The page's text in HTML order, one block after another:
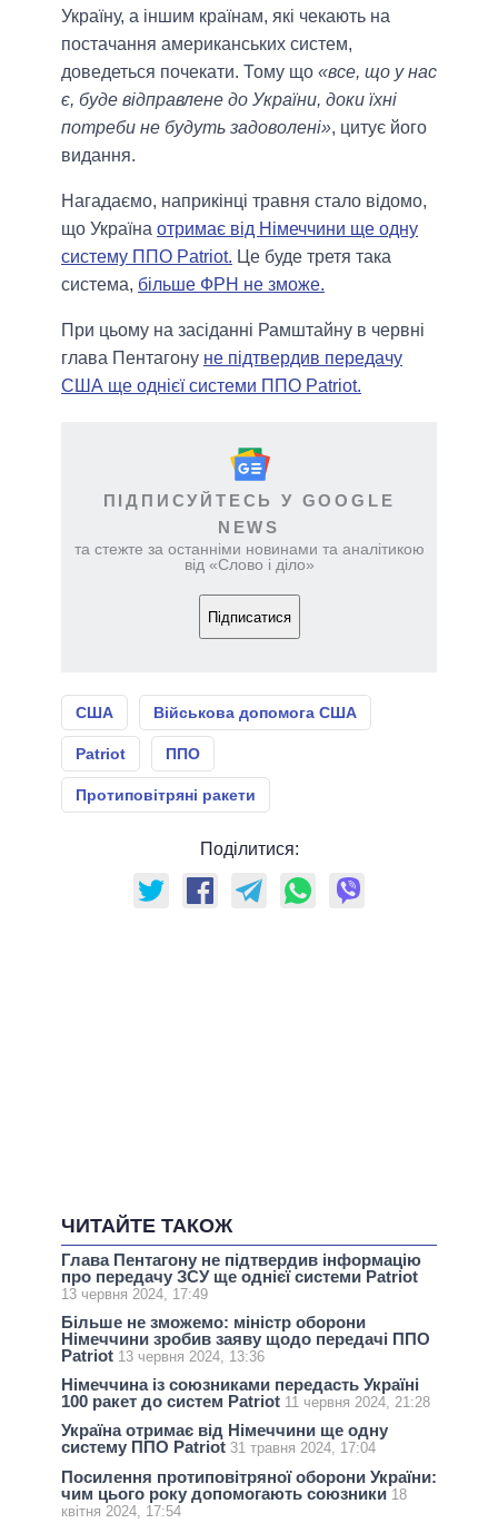
Україну, а іншим країнам, які чекають на
постачання американських систем,
доведеться почекати. Тому що «все, що у нас
є, буде відправлене до України, доки їхні
потреби не будуть задоволені», цитує його
видання.
Нагадаємо, наприкінці травня стало відомо,
що Україна отримає від Німеччини ще одну
систему ППО Patriot. Це буде третя така
система, більше ФРН не зможе.
При цьому на засіданні Рамштайну в червні
глава Пентагону не підтвердив передачу
США ще однієї системи ППО Patriot.
ПІДПИСУЙТЕСЬ У GOOGLE
NEWS
та стежте за останніми новинами та аналітикою
від «Слово і діло»
Підписатися
США Військова допомога США
Patriot ППО
Протиповітряні ракети
Поділитися:
ЧИТАЙТЕ ТАКОЖ
Глава Пентагону не підтвердив інформацію
про передачу ЗСУ ще однієї системи Patriot
13 червня 2024, 17:49
Більше не зможемо: міністр оборони
Німеччини зробив заяву щодо передачі ППО
Patriot 13 червня 2024, 13:36
Німеччина із союзниками передасть Україні
100 ракет до систем Patriot 11 червня 2024, 21:28
Україна отримає від Німеччини ще одну
систему ППО Patriot 31 травня 2024, 17:04
Посилення протиповітряної оборони України:
чим цього року допомогають союзники 18
квітня 2024, 17:54